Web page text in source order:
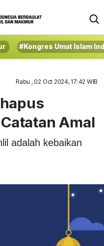
#Kongres Umat Islam
Rabu , 02 Oct 2024, 17:42 WIB
Amal
adalah kebaikan